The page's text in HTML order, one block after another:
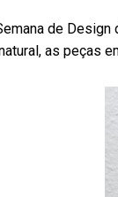
de
as peças